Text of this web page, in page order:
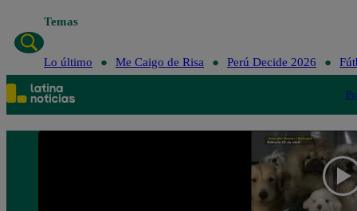
Temas
Lo último Me Caigo de Risa Perú Decide 2026